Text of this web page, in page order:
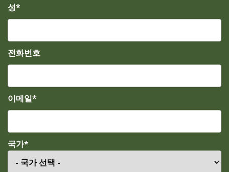
성*
전화번호
이메일*
국가*